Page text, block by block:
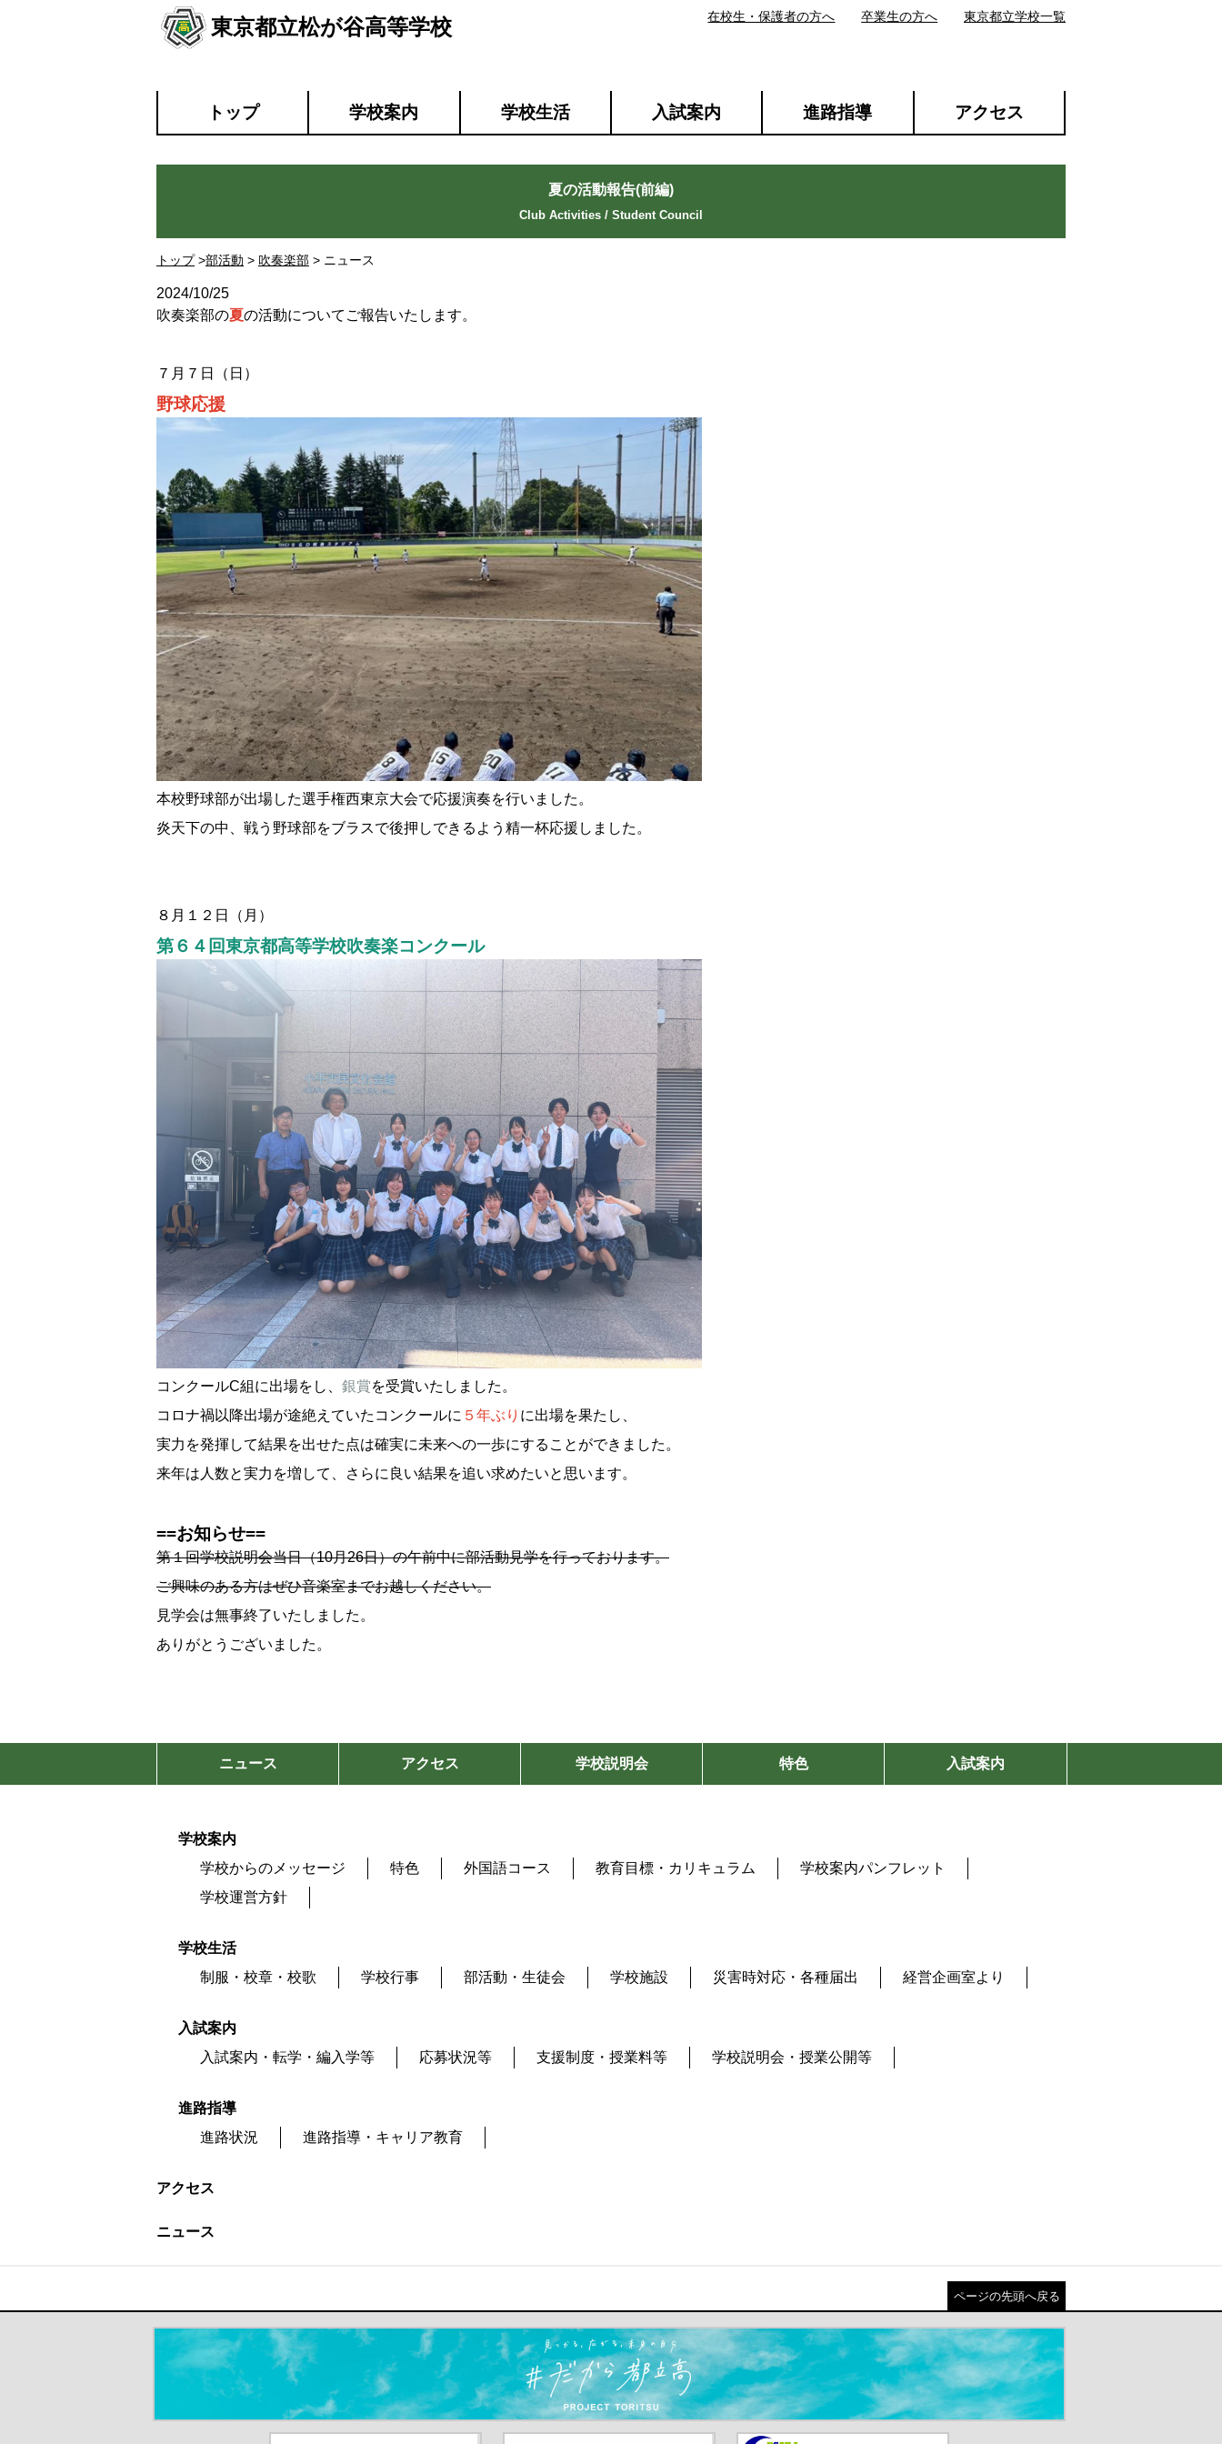
東京都立松が谷高等学校
トップ 学校案内 学校生活 入試案内 進路指導 アクセス
在校生・保護者の方へ 卒業生の方へ 東京都立学校一覧
トップ>部活動 > 吹奏楽部 > ニュース
夏の活動報告(前編)
2024/10/25
吹奏楽部の夏の活動についてご報告いたします。
７月７日（日）
野球応援
本校野球部が出場した選手権西東京大会で応援演奏を行いました。
炎天下の中、戦う野球部をブラスで後押しできるよう精一杯応援しました。
８月１２日（月）
第６４回東京都高等学校吹奏楽コンクール
コンクールC組に出場をし、 銀賞を受賞いたしました。
コロナ禍以降出場が途絶えていたコンクールに ５年ぶり に出場を果たし、
実力を発揮して結果を出せた点は確実に未来への一歩にすることができました。
来年は人数と実力を増して、さらに良い結果を追い求めたいと思います。
==お知らせ==
第１回学校説明会当日（10月26日）の午前中に部活動見学を行っております。
ご興味のある方はぜひ音楽室までお越しください。
見学会は無事終了いたしました。
ありがとうございました。
ニュース アクセス 学校説明会 特色 入試案内
学校案内
学校からのメッセージ
特色 外国語コース 教育目標・カリキュラム
学校案内パンフレット
学校運営方針
学校生活
制服・校章・校歌
学校行事 部活動・生徒会 学校施設 災害時対応・各種届出 経営企画室より
入試案内
入試案内・転学・編入学等
応募状況等 支援制度・授業料等 学校説明会・授業公開等
進路指導
進路状況
進路指導・キャリア教育
アクセス
ニュース
ページの先頭へ戻る
＃だから都立高（別ウインドウが開きます）